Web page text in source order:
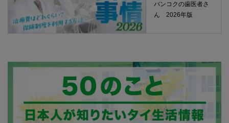
バンコクの歯医者さ
ん 2026年版